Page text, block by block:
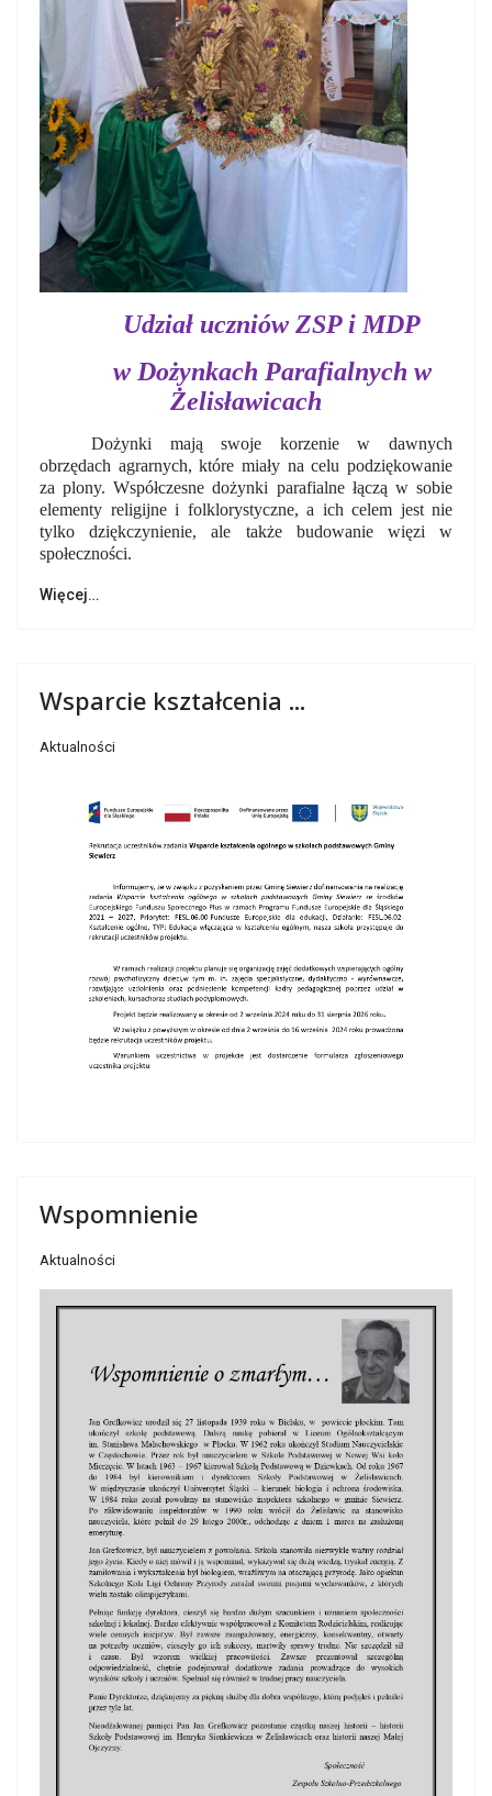
Udział uczniów ZSP i MDP
w Dożynkach Parafialnych w
Żelisławicach
Dożynki mają swoje korzenie w dawnych
obrzędach agrarnych, które miały na celu podziękowanie
za plony. Współczesne dożynki parafialne łączą w sobie
elementy religijne i folklorystyczne, a ich celem jest nie
tylko dziękczynienie, ale także budowanie więzi w
społeczności.
Więcej…
Wsparcie kształcenia ...
Aktualności
Wspomnienie
Aktualności